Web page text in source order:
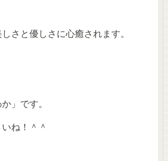
さと優しさに心癒されます。
」です。
ね！＾＾